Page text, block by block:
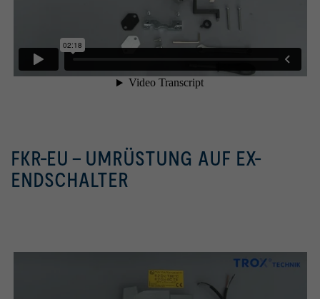
FKR-EU – UMRÜSTUNG AUF EX-
ENDSCHALTER